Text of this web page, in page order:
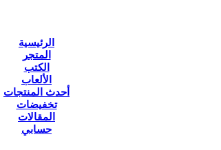
الرئيسية
المتجر
الكتب
الألعاب
أحدث المنتجات
تخفيضات
المقالات
حسابي